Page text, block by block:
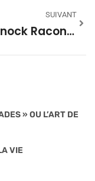
SUIVANT
Dr Schnock Raconte #09
» OU L’ART DE
VIE